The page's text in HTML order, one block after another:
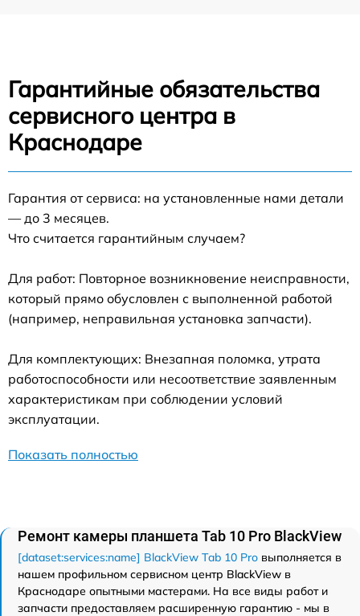
Гарантийные обязательства
сервисного центра в
Краснодаре
Гарантия от сервиса: на установленные нами детали
— до 3 месяцев.
Что считается гарантийным случаем?
Для работ: Повторное возникновение неисправности,
который прямо обусловлен с выполненной работой
(например, неправильная установка запчасти).
Для комплектующих: Внезапная поломка, утрата
работоспособности или несоответствие заявленным
характеристикам при соблюдении условий
эксплуатации.
Показать полностью
Ремонт камеры планшета Tab 10 Pro BlackView
[dataset:services:name] BlackView Tab 10 Pro выполняется в
нашем профильном сервисном центр BlackView в
Краснодаре опытными мастерами. На все виды работ и
запчасти предоставляем расширенную гарантию - мы в